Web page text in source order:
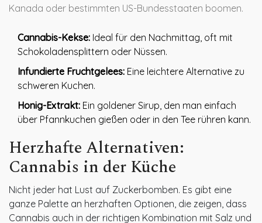
Kanada oder bestimmten US-Bundesstaaten boomen.
Cannabis-Kekse: Ideal für den Nachmittag, oft mit
Schokoladensplittern oder Nüssen.
Infundierte Fruchtgelees: Eine leichtere Alternative zu
schweren Kuchen.
Honig-Extrakt: Ein goldener Sirup, den man einfach
über Pfannkuchen gießen oder in den Tee rühren kann.
Herzhafte Alternativen:
Cannabis in der Küche
Nicht jeder hat Lust auf Zuckerbomben. Es gibt eine
ganze Palette an herzhaften Optionen, die zeigen, dass
Cannabis auch in der richtigen Kombination mit Salz und